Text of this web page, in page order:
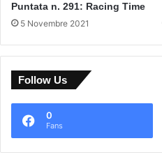
Puntata n. 291: Racing Time
5 Novembre 2021
Follow Us
0
Fans